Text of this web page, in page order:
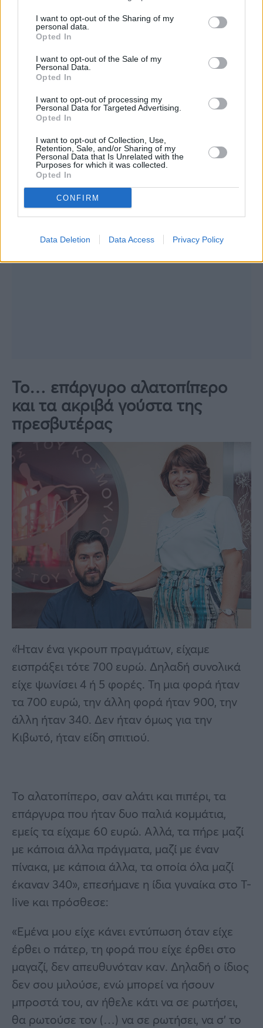
I want to opt-out of the Sharing of my
personal data.
Opted In
I want to opt-out of the Sale of my
Personal Data.
Opted In
I want to opt-out of processing my
Personal Data for Targeted Advertising.
Opted In
I want to opt-out of Collection, Use,
Retention, Sale, and/or Sharing of my
Personal Data that Is Unrelated with the
Purposes for which it was collected.
Opted In
CONFIRM
Data Deletion Data Access Privacy Policy
Το… επάργυρο αλατοπίπερο
και τα ακριβά γούστα της
πρεσβυτέρας
«Ήταν ένα γκρουπ πραγμάτων, είχαμε
εισπράξει τότε 700 ευρώ. Δηλαδή συνολικά
είχε ψωνίσει 4 ή 5 φορές. Τη μια φορά ήταν
τα 700 ευρώ, την άλλη φορά ήταν 900, την
άλλη ήταν 340. Δεν ήταν όμως για την
Κιβωτό, ήταν είδη σπιτιού.
Το αλατοπίπερο, σαν αλάτι και πιπέρι, τα
επάργυρα που ήταν δυο παλιά κομμάτια,
εμείς τα είχαμε 60 ευρώ. Αλλά, τα πήρε μαζί
με κάποια άλλα πράγματα, μαζί με έναν
πίνακα, με κάποια άλλα, τα οποία όλα μαζί
έκαναν 340», επεσήμανε η ίδια γυναίκα στο T-
live και πρόσθεσε:
«Εμένα μου είχε κάνει εντύπωση όταν είχε
έρθει ο πάτερ, τη φορά που είχε έρθει στο
μαγαζί, δεν απευθυνόταν καν. Δηλαδή ο ίδιος
δεν σου μιλούσε, ενώ μπορεί να ήσουν
μπροστά του, αν ήθελε κάτι να σε ρωτήσει,
θα ρωτούσε τον (…) να σε ρωτήσει, να σ’ το